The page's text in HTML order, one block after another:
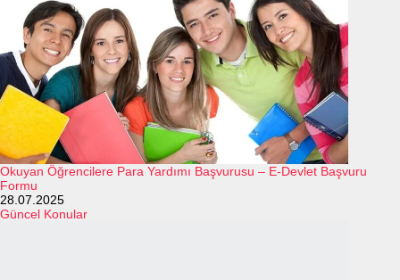
Okuyan Öğrencilere Para Yardımı Başvurusu – E-Devlet Başvuru
Formu
28.07.2025
Güncel Konular